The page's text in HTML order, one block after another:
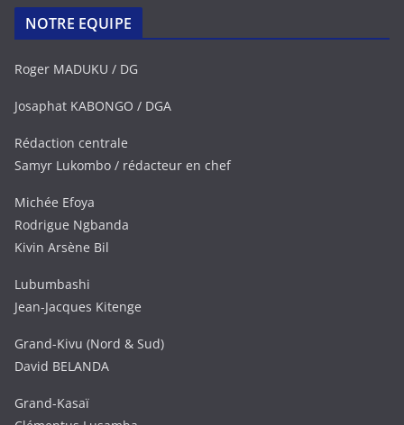
NOTRE EQUIPE
Roger MADUKU / DG
Josaphat KABONGO / DGA
Rédaction centrale
Samyr Lukombo / rédacteur en chef
Michée Efoya
Rodrigue Ngbanda
Kivin Arsène Bil
Lubumbashi
Jean-Jacques Kitenge
Grand-Kivu (Nord & Sud)
David BELANDA
Grand-Kasaï